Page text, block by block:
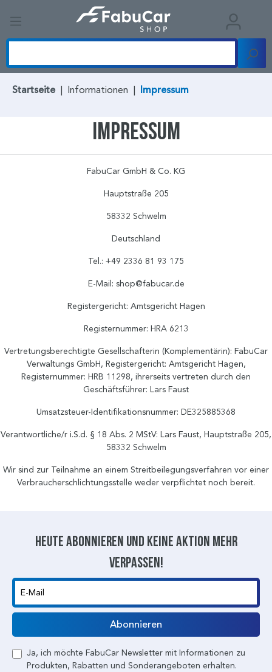
Startseite | Informationen | Impressum
IMPRESSUM
FabuCar GmbH & Co. KG
Hauptstraße 205
58332 Schwelm
Deutschland
Tel.: +49 2336 81 93 175
E-Mail: shop@fabucar.de
Registergericht: Amtsgericht Hagen
Registernummer: HRA 6213
Vertretungsberechtigte Gesellschafterin (Komplementärin): FabuCar
Verwaltungs GmbH, Registergericht: Amtsgericht Hagen,
Registernummer: HRB 11298, ihrerseits vertreten durch den
Geschäftsführer: Lars Faust
Umsatzsteuer-Identifikationsnummer: DE325885368
Verantwortliche/r i.S.d. § 18 Abs. 2 MStV: Lars Faust, Hauptstraße 205,
58332 Schwelm
Wir sind zur Teilnahme an einem Streitbeilegungsverfahren vor einer
Verbraucherschlichtungsstelle weder verpflichtet noch bereit.
Heute abonnieren und keine aktion mehr
verpassen!
E-Mail
Abonnieren
Ja, ich möchte FabuCar Newsletter mit Informationen zu
Produkten, Rabatten und Sonderangeboten erhalten.